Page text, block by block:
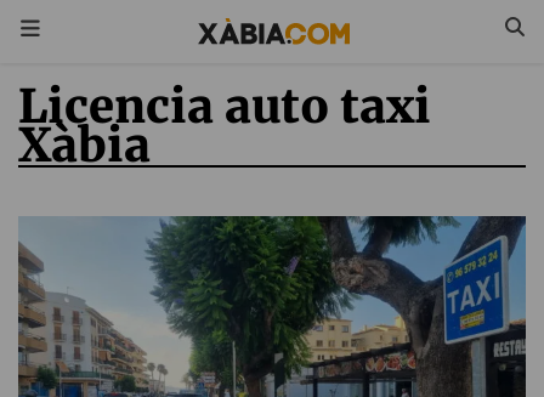
Licencia auto taxi
Xàbia